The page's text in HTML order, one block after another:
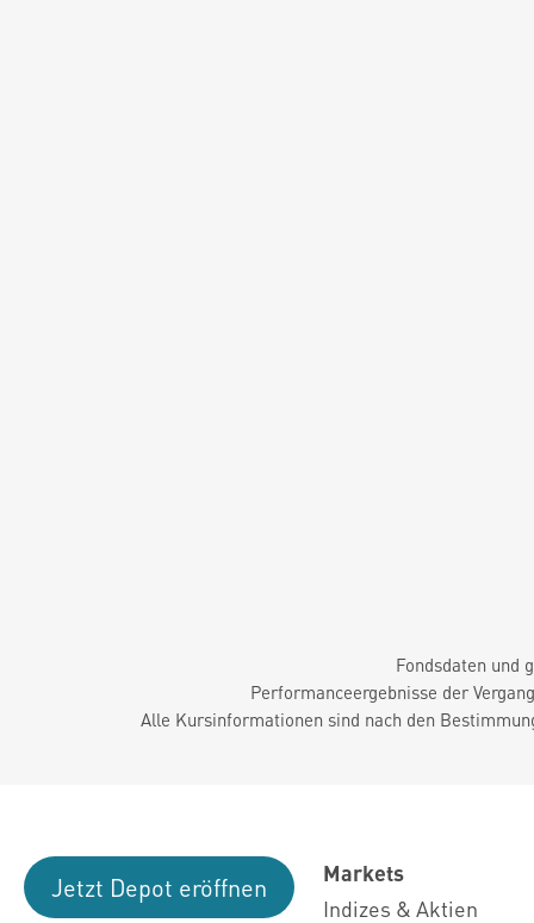
Fondsdaten und
Performanceergebnisse der
Alle Kursinformationen sind nach den
Jetzt Depot eröffnen
Markets
Indizes & Aktien